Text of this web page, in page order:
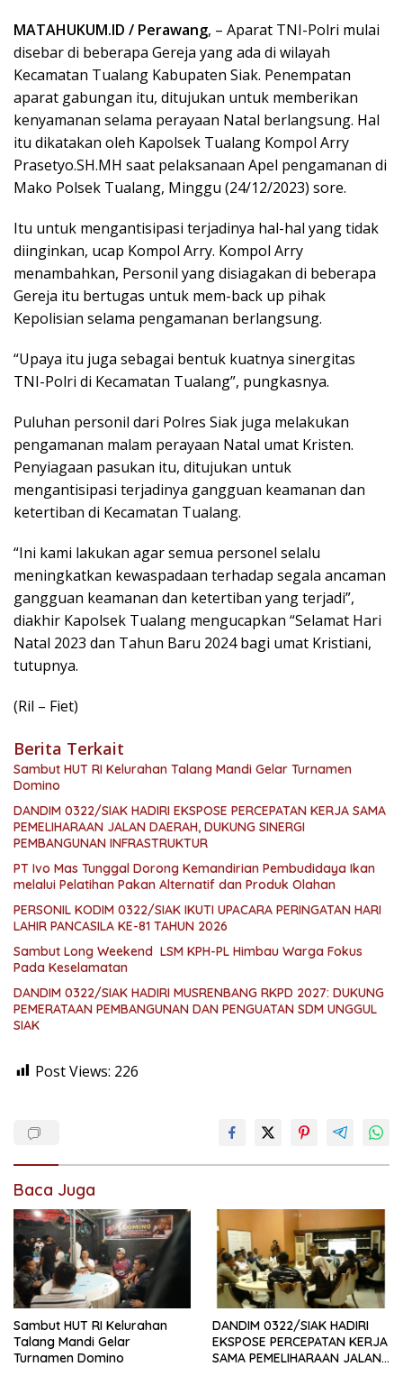
MATAHUKUM.ID / Perawang, – Aparat TNI-Polri mulai
disebar di beberapa Gereja yang ada di wilayah
Kecamatan Tualang Kabupaten Siak. Penempatan
aparat gabungan itu, ditujukan untuk memberikan
kenyamanan selama perayaan Natal berlangsung. Hal
itu dikatakan oleh Kapolsek Tualang Kompol Arry
Prasetyo.SH.MH saat pelaksanaan Apel pengamanan di
Mako Polsek Tualang, Minggu (24/12/2023) sore.
Itu untuk mengantisipasi terjadinya hal-hal yang tidak
diinginkan, ucap Kompol Arry. Kompol Arry
menambahkan, Personil yang disiagakan di beberapa
Gereja itu bertugas untuk mem-back up pihak
Kepolisian selama pengamanan berlangsung.
“Upaya itu juga sebagai bentuk kuatnya sinergitas
TNI-Polri di Kecamatan Tualang”, pungkasnya.
Puluhan personil dari Polres Siak juga melakukan
pengamanan malam perayaan Natal umat Kristen.
Penyiagaan pasukan itu, ditujukan untuk
mengantisipasi terjadinya gangguan keamanan dan
ketertiban di Kecamatan Tualang.
“Ini kami lakukan agar semua personel selalu
meningkatkan kewaspadaan terhadap segala ancaman
gangguan keamanan dan ketertiban yang terjadi”,
diakhir Kapolsek Tualang mengucapkan “Selamat Hari
Natal 2023 dan Tahun Baru 2024 bagi umat Kristiani,
tutupnya.
(Ril – Fiet)
Berita Terkait
Sambut HUT RI Kelurahan Talang Mandi Gelar Turnamen
Domino
DANDIM 0322/SIAK HADIRI EKSPOSE PERCEPATAN KERJA SAMA
PEMELIHARAAN JALAN DAERAH, DUKUNG SINERGI
PEMBANGUNAN INFRASTRUKTUR
PT Ivo Mas Tunggal Dorong Kemandirian Pembudidaya Ikan
melalui Pelatihan Pakan Alternatif dan Produk Olahan
PERSONIL KODIM 0322/SIAK IKUTI UPACARA PERINGATAN HARI
LAHIR PANCASILA KE-81 TAHUN 2026
Sambut Long Weekend LSM KPH-PL Himbau Warga Fokus
Pada Keselamatan
DANDIM 0322/SIAK HADIRI MUSRENBANG RKPD 2027: DUKUNG
PEMERATAAN PEMBANGUNAN DAN PENGUATAN SDM UNGGUL
SIAK
Post Views: 226
Baca Juga
Sambut HUT RI Kelurahan
Talang Mandi Gelar
Turnamen Domino
DANDIM 0322/SIAK HADIRI
EKSPOSE PERCEPATAN KERJA
SAMA PEMELIHARAAN JALAN